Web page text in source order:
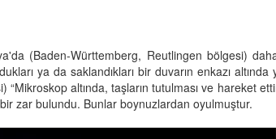
(Baden-Württemberg, Reutlingen bölgesi)
ya da saklandıkları bir duvarın enkazı
altında, taşların tutulması ve hareket
bir zar bulundu. Bunlar boynuzlardan oyulmuştur.